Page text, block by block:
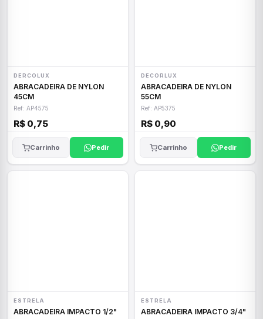
DERCOLUX
ABRACADEIRA DE NYLON
45CM
Ref: AP4575
R$ 0,75
Carrinho Pedir
DECORLUX
ABRACADEIRA DE NYLON
55CM
Ref: AP5375
R$ 0,90
Carrinho Pedir
ESTRELA
ABRACADEIRA IMPACTO 1/2"
ESTRELA
ABRACADEIRA IMPACTO 3/4"